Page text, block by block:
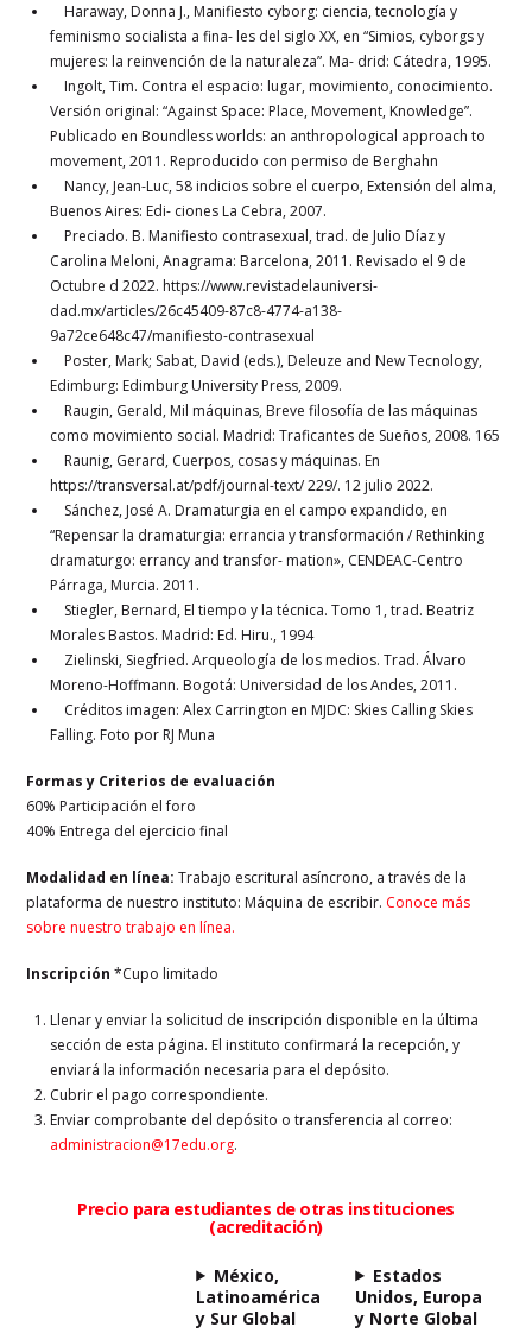
Haraway, Donna J., Manifiesto cyborg: ciencia, tecnología y
feminismo socialista a fina- les del siglo XX, en “Simios, cyborgs y
mujeres: la reinvención de la naturaleza”. Ma- drid: Cátedra, 1995.
Ingolt, Tim. Contra el espacio: lugar, movimiento, conocimiento.
Versión original: “Against Space: Place, Movement, Knowledge”.
Publicado en Boundless worlds: an anthropological approach to
movement, 2011. Reproducido con permiso de Berghahn
Nancy, Jean-Luc, 58 indicios sobre el cuerpo, Extensión del alma,
Buenos Aires: Edi- ciones La Cebra, 2007.
Preciado. B. Manifiesto contrasexual, trad. de Julio Díaz y
Carolina Meloni, Anagrama: Barcelona, 2011. Revisado el 9 de
Octubre d 2022. https://www.revistadelauniversi-
dad.mx/articles/26c45409-87c8-4774-a138-
9a72ce648c47/manifiesto-contrasexual
Poster, Mark; Sabat, David (eds.), Deleuze and New Tecnology,
Edimburg: Edimburg University Press, 2009.
Raugin, Gerald, Mil máquinas, Breve filosofía de las máquinas
como movimiento social. Madrid: Traficantes de Sueños, 2008. 165
Raunig, Gerard, Cuerpos, cosas y máquinas. En
https://transversal.at/pdf/journal-text/ 229/. 12 julio 2022.
Sánchez, José A. Dramaturgia en el campo expandido, en
“Repensar la dramaturgia: errancia y transformación / Rethinking
dramaturgo: errancy and transfor- mation», CENDEAC-Centro
Párraga, Murcia. 2011.
Stiegler, Bernard, El tiempo y la técnica. Tomo 1, trad. Beatriz
Morales Bastos. Madrid: Ed. Hiru., 1994
Zielinski, Siegfried. Arqueología de los medios. Trad. Álvaro
Moreno-Hoffmann. Bogotá: Universidad de los Andes, 2011.
Créditos imagen: Alex Carrington en MJDC: Skies Calling Skies
Falling. Foto por RJ Muna
Formas y Criterios de evaluación
60% Participación el foro
40% Entrega del ejercicio final
Modalidad en línea: Trabajo escritural asíncrono, a través de la
plataforma de nuestro instituto: Máquina de escribir. Conoce más
sobre nuestro trabajo en línea.
Inscripción*Cupo limitado
Llenar y enviar la solicitud de inscripción disponible en la última
sección de esta página. El instituto confirmará la recepción, y
enviará la información necesaria para el depósito.
Cubrir el pago correspondiente.
Enviar comprobante del depósito o transferencia al correo:
administracion@17edu.org.
Precio para estudiantes de otras instituciones
(acreditación)
México,
Latinoamérica
y Sur Global
Estados
Unidos, Europa
y Norte Global